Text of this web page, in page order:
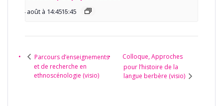
14 août à 14:45 -
15:45
Parcours d’enseignements
et de recherche en
ethnoscénologie (visio)
Colloque, Approches
pour l’histoire de la
langue berbère (visio)